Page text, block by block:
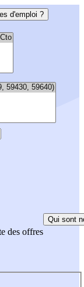
d'emploi ?
des offres
Qui sont